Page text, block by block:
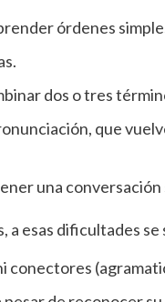
órdenes
dos o tres
que
una conversación
a esas dificultades se
conectores